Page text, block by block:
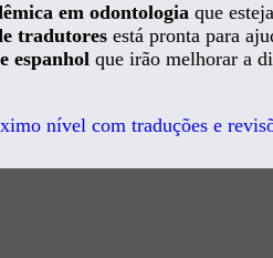
em odontologia que
tradutores está pronta para
espanhol que irão melhorar a
nível com traduções e